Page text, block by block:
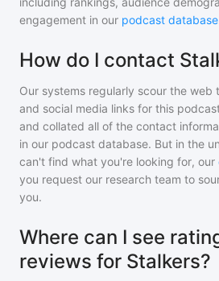
engagement in our podcast database
How do I contact
Our systems regularly scour the web
and social media links for this
and collated all of the contact
in our podcast database. But in the
can't find what you're looking for, our
you request our research team to
you.
Where can I see
reviews for Stalkers?